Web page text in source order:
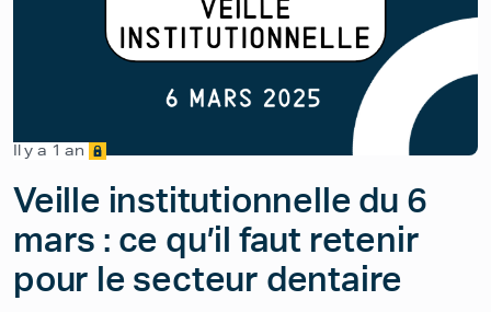
Il y a 1 an
Veille institutionnelle du 6
mars : ce qu’il faut retenir
pour le secteur dentaire